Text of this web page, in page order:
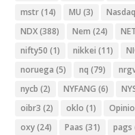
mstr(14) MU (3)
NDX(388) Nem (24) NET
nifty50 (1) nikkei (11)
noruega (5) nq (79)
nycb (2) NYFANG (6)
oibr3 (2) oklo (1)
oxy(24) Paas (31) pags